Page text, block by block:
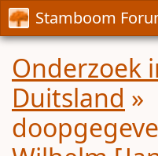
Stamboom
Onderzoek
Duitsland »